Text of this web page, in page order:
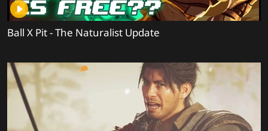
Ball X Pit - The Naturalist Update